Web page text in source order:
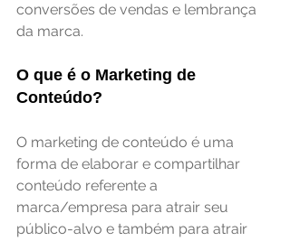
conversões de vendas e lembrança
da marca.
O que é o Marketing de
Conteúdo?
O marketing de conteúdo é uma
forma de elaborar e compartilhar
conteúdo referente a
marca/empresa para atrair seu
público-alvo e também para atrair